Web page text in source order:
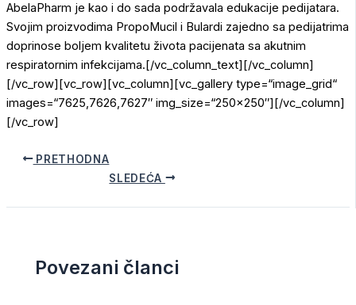
AbelaPharm je kao i do sada podržavala edukacije pedijatara.
Svojim proizvodima PropoMucil i Bulardi zajedno sa pedijatrima
doprinose boljem kvalitetu života pacijenata sa akutnim
respiratornim infekcijama.[/vc_column_text][/vc_column]
[/vc_row][vc_row][vc_column][vc_gallery type=“image_grid“
images=“7625,7626,7627″ img_size=“250×250″][/vc_column]
[/vc_row]
PRETHODNA
SLEDEĆA
Povezani članci